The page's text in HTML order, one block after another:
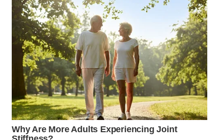
WN
PRIANGAN
TIMUR
WN
SEMARANG
WN
SOLO
WN
BOROBUDUR